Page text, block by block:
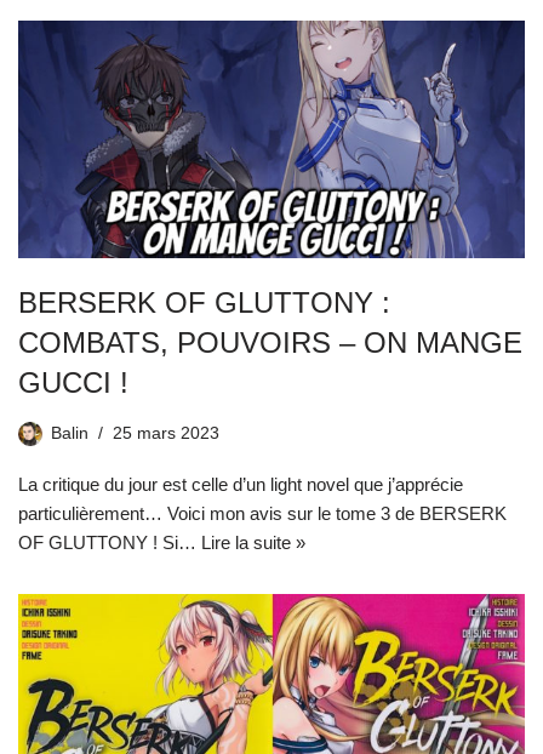
BERSERK OF GLUTTONY :
COMBATS, POUVOIRS – ON MANGE
GUCCI !
Balin 25 mars 2023
La critique du jour est celle d’un light novel que j’apprécie
particulièrement… Voici mon avis sur le tome 3 de BERSERK
OF GLUTTONY ! Si… Lire la suite »